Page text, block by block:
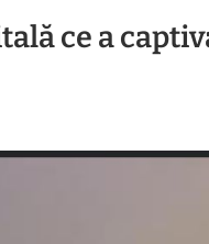
ce a